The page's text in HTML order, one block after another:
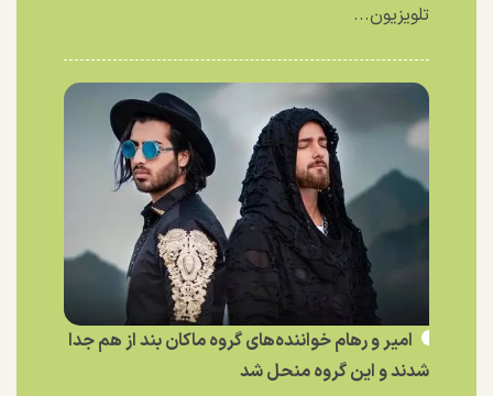
تلویزیون...
امیر و رهام خواننده‌های گروه ماکان بند از هم جدا
شدند و این گروه منحل شد